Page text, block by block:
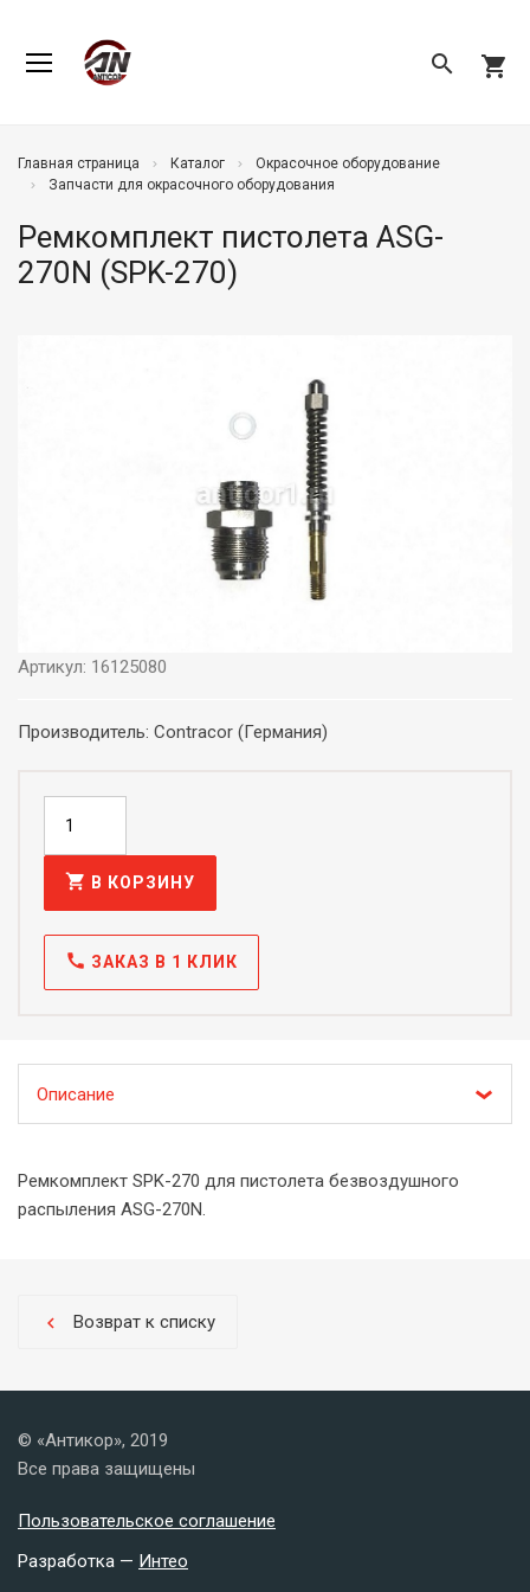
search shopping_cart
Главная страница Каталог
Окрасочное оборудование
Запчасти для окрасочного оборудования
Ремкомплект пистолета ASG-
270N (SPK-270)
Артикул: 16125080
Производитель: Contracor (Германия)
shopping_cart В КОРЗИНУ
call ЗАКАЗ В 1 КЛИК
Описание
Ремкомплект SPK-270 для пистолета безвоздушного
распыления ASG-270N.
chevron_left Возврат к списку
© «Антикор», 2019
Все права защищены
Пользовательское соглашение
Разработка — Интео